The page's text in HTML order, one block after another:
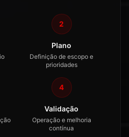
2
Plano
Definição de escopo e
prioridades
4
Validação
Operação e melhoria
contínua